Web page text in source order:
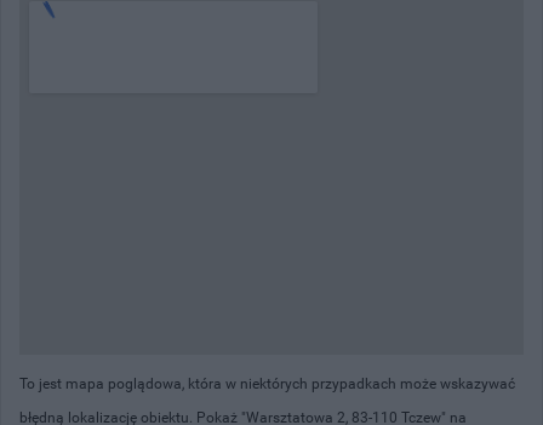
To jest mapa poglądowa, która w niektórych przypadkach może wskazywać
błędną lokalizację obiektu. Pokaż "Warsztatowa 2, 83-110 Tczew" na